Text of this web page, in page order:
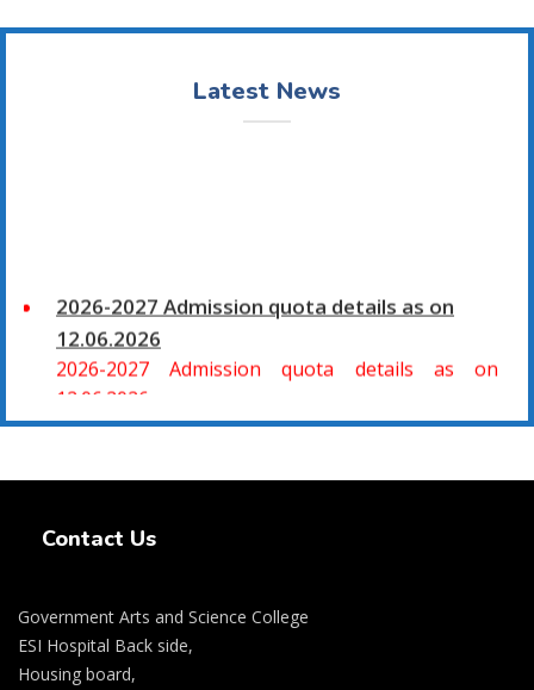
Latest News
2026-2027 Admission quota details as on
12.06.2026
2026-2027 Admission quota details as on
12.06.2026
சிவகாசி, அரசு கலை மற்றும் அறிவியல் கல்லூரியில்
08.06.2026 அன்று B.Sc., கணிதம், B.Sc., கணினி
விலங்கியல் ஆகிய அறிவியல் பாடப்பிரிவுகளுக்கும்,
09.06.2026 அன்று B.Com., வணிகவியல், B.B.A.,
வணிக நிர்வாகவியல், B.A., பொருளியல், B.A., வரலாறு
Contact Us
Government Arts and Science College
ESI Hospital Back side,
Housing board,